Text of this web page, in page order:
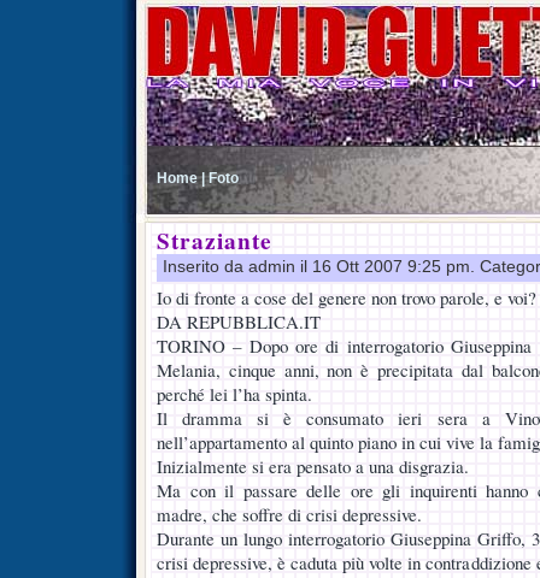
Home | Foto
Straziante
Inserito da admin il 16 Ott 2007 9:25 pm.
Io di fronte a cose del genere non trovo parole, e voi?
DA REPUBBLICA.IT
TORINO – Dopo ore di interrogatorio
Melania, cinque anni, non è precipitata dal
perché lei l’ha spinta.
Il dramma si è consumato ieri sera a
nell’appartamento al quinto piano in cui vive la
Inizialmente si era pensato a una disgrazia.
Ma con il passare delle ore gli inquirenti hanno
madre, che soffre di crisi depressive.
Durante un lungo interrogatorio Giuseppina Griffo,
crisi depressive, è caduta più volte in contraddizione